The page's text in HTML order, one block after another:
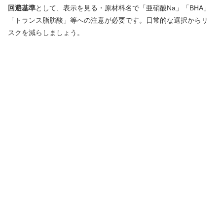
回避基準として、表示を見る・原材料名で「亜硝酸Na」「BHA」
「トランス脂肪酸」等への注意が必要です。日常的な選択からリ
スクを減らしましょう。